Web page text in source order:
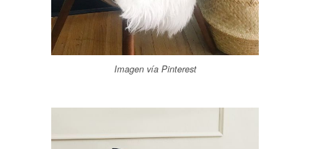
Imagen vía Pinterest